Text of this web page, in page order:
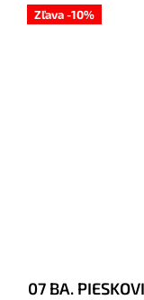
Zľava -10%
07 BA.